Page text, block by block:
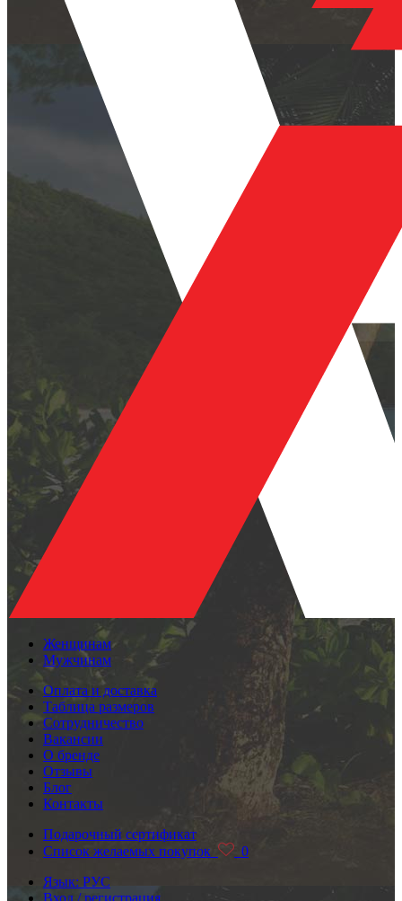
Женщинам
Мужчинам
Оплата и доставка
Таблица размеров
Сотрудничество
Вакансии
О бренде
Отзывы
Блог
Контакты
Подарочный сертификат
Список желаемых покупок
0
Язык: РУС
Вход / регистрация